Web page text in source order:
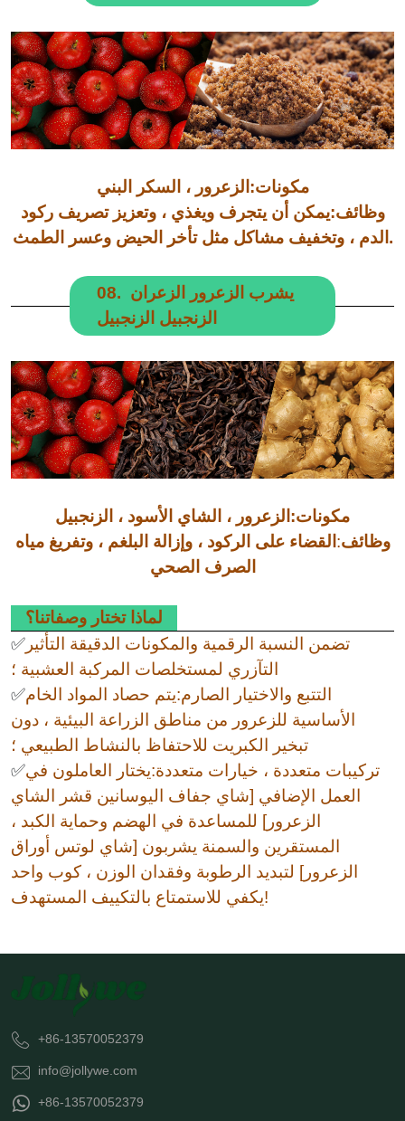
مكونات:الزعرور ، السكر البني
وظائف:يمكن أن يتجرف ويغذي ، وتعزيز تصريف ركود
الدم ، وتخفيف مشاكل مثل تأخر الحيض وعسر الطمث.
08. يشرب الزعرور الزعران
الزنجبيل الزنجبيل
مكونات:الزعرور ، الشاي الأسود ، الزنجبيل
وظائف: القضاء على الركود ، وإزالة البلغم ، وتفريغ مياه
الصرف الصحي
لماذا تختار وصفاتنا؟
✅ تضمن النسبة الرقمية والمكونات الدقيقة التأثير
التآزري لمستخلصات المركبة العشبية ؛
✅التتبع والاختيار الصارم:يتم حصاد المواد الخام
الأساسية للزعرور من مناطق الزراعة البيئية ، دون
تبخير الكبريت للاحتفاظ بالنشاط الطبيعي ؛
✅تركيبات متعددة ، خيارات متعددة:يختار العاملون في
العمل الإضافي [شاي جفاف اليوسانين قشر الشاي
الزعرور] للمساعدة في الهضم وحماية الكبد ،
المستقرين والسمنة يشربون [شاي لوتس أوراق
الزعرور] لتبديد الرطوبة وفقدان الوزن ، كوب واحد
يكفي للاستمتاع بالتكييف المستهدف!
+86-13570052379
info@jollywe.com
+86-13570052379